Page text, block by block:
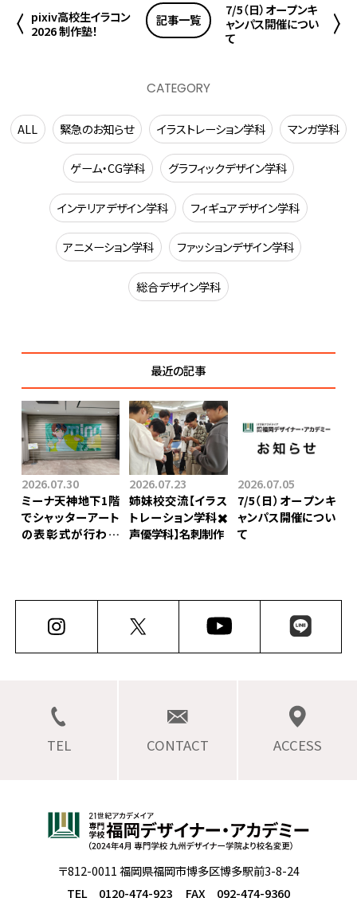
pixiv高校生イラコン
2026 制作塾！
記事一覧
7/5（日）オープンキ
ャンパス開催につい
て
CATEGORY
ALL 緊急のお知らせ イラストレーション学科 マンガ学科
ゲーム・CG学科 グラフィックデザイン学科
インテリアデザイン学科 フィギュアデザイン学科
アニメーション学科 ファッションデザイン学科
総合デザイン学科
最近の記事
ミーナ天神地下1階
でシャッターアート
の表彰式が行われ
2026.07.30
姉妹校交流【イラス
トレーション学科✖️
声優学科】⁡名刺制作
2026.07.23
7/5（日）オープンキ
ャンパス開催につい
て
2026.07.05
TEL CONTACT ACCESS
〒812-0011 福岡県福岡市博多区博多駅前3-8-24
TEL 0120-474-923
FAX 092-474-9360